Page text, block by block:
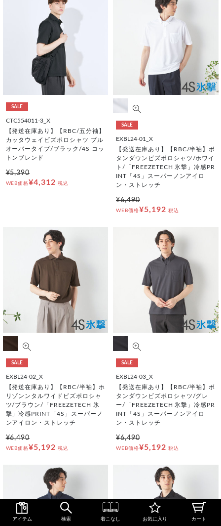
SALE
CTC554011-3_X
【発送在庫あり】【RBC/五分袖】
カッタウェイビズポロシャツ プル
オーバータイプ/ブラック/4S コッ
トンブレンド
¥5,390
WEB価格¥4,312 税込
SALE
EXBL24-01_X
【発送在庫あり】【RBC/半袖】ボ
タンダウンビズポロシャツ/ホワイ
ト/「FREEZETECH 氷撃」冷感PR
INT「4S」スーパーノンアイロ
ン・ストレッチ
¥6,490
WEB価格¥5,192 税込
SALE
EXBL24-02_X
【発送在庫あり】【RBC/半袖】ホ
リゾンンタルワイドビズポロシャ
ツ/ブラウン/「FREEZETECH 氷
撃」冷感PRINT「4S」スーパーノ
ンアイロン・ストレッチ
¥6,490
WEB価格¥5,192 税込
SALE
EXBL24-03_X
【発送在庫あり】【RBC/半袖】ボ
タンダウンビズポロシャツ/グレ
ー/「FREEZETECH 氷撃」冷感PR
INT「4S」スーパーノンアイロ
ン・ストレッチ
¥6,490
WEB価格¥5,192 税込
アイテム 検索 着こなし お気に入り カート